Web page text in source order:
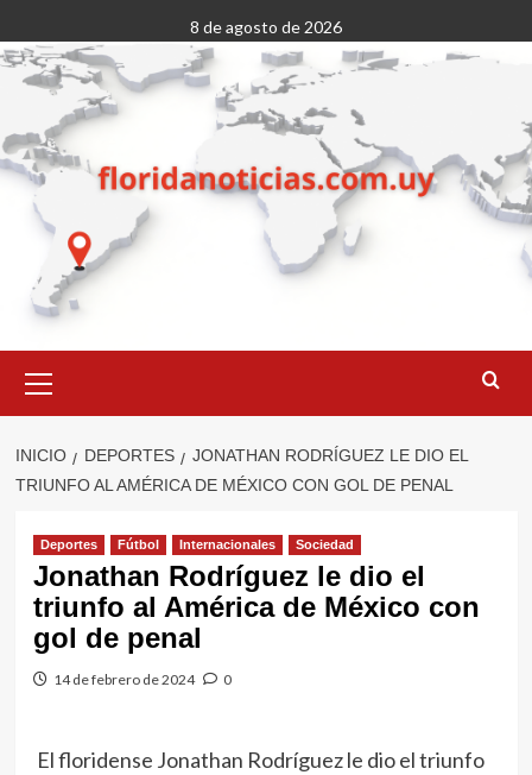
al
contenido
8 de agosto de 2026
primario
INICIO DEPORTES
JONATHAN RODRÍGUEZ LE DIO EL
TRIUNFO AL AMÉRICA DE MÉXICO CON GOL DE PENAL
Deportes Fútbol Internacionales Sociedad
Jonathan Rodríguez le dio el
triunfo al América de México con
gol de penal
14 de febrero de 2024 0
El floridense Jonathan Rodríguez le dio el triunfo